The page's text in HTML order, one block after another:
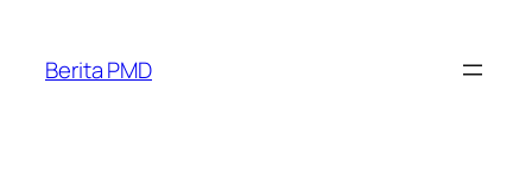
content
Berita PMD